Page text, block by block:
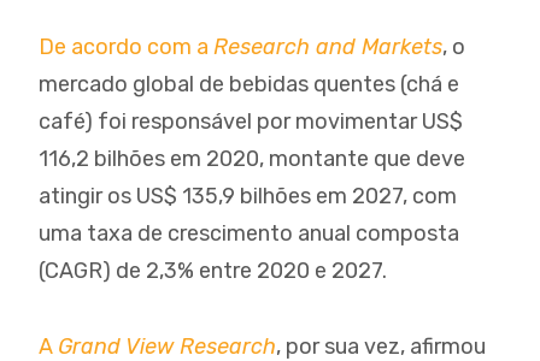
De acordo com a Research and Markets, o
mercado global de bebidas quentes (chá e
café) foi responsável por movimentar US$
116,2 bilhões em 2020, montante que deve
atingir os US$ 135,9 bilhões em 2027, com
uma taxa de crescimento anual composta
(CAGR) de 2,3% entre 2020 e 2027.
A Grand View Research, por sua vez, afirmou